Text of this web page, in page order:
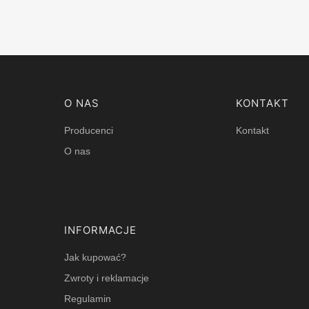
Linki w stopce
O NAS
Producenci
O nas
KONTAKT
Kontakt
INFORMACJE
Jak kupować?
Zwroty i reklamacje
Regulamin